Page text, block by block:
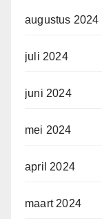
augustus 2024
juli 2024
juni 2024
mei 2024
april 2024
maart 2024